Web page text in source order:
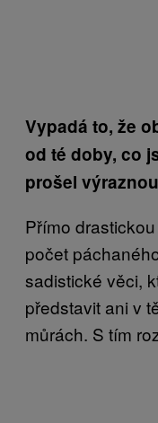
Vypadá to, že
od té doby, co
prošel
Přímo
počet
sadistické věci,
představit ani v
můrách. S tím